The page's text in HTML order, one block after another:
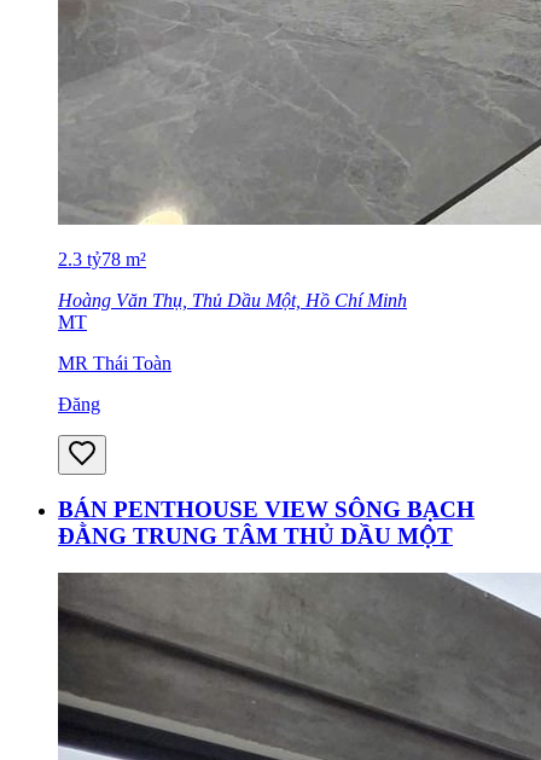
2.3 tỷ78 m²
Hoàng Văn Thụ, Thủ Dầu Một, Hồ Chí Minh
MT
MR Thái Toàn
Đăng
BÁN PENTHOUSE VIEW SÔNG BẠCH
ĐẰNG TRUNG TÂM THỦ DẦU MỘT